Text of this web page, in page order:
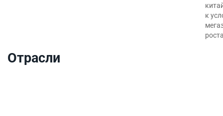
к
Отрасли